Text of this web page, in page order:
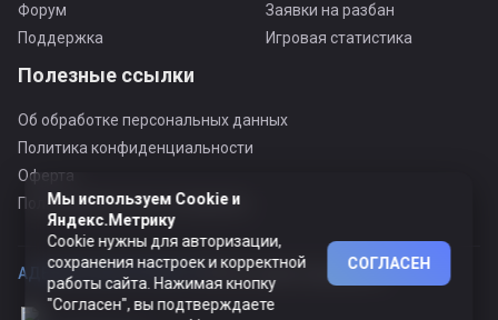
Форум
Поддержка
Заявки на разбан
Игровая статистика
Полезные ссылки
Об обработке персональных данных
Политика конфиденциальности
Оферта
Пользовательское соглашение
АДЕКВАТНЫЙ ПРОЕКТ ©© Все права защищены
Мы используем Cookie и
Яндекс.Метрику
Cookie нужны для авторизации,
сохранения настроек и корректной
работы сайта. Нажимая кнопку
"Согласен", вы подтверждаете
СОГЛАСЕН